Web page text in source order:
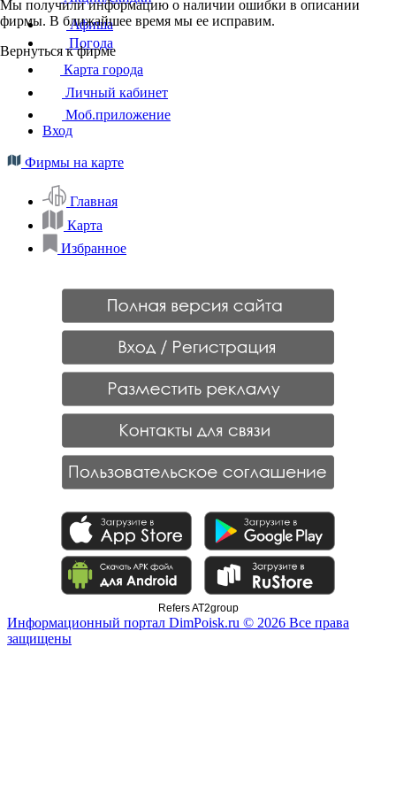
Мы получили информацию о наличии ошибки в описании
фирмы. В ближайшее время мы ее исправим.
Вернуться к фирме
Афиша
Погода
Карта города
Личный кабинет
Моб.приложение
Вход
Фирмы на карте
Главная
Карта
Избранное
Refers AT2group
Информационный портал DimPoisk.ru © 2026 Все права
защищены